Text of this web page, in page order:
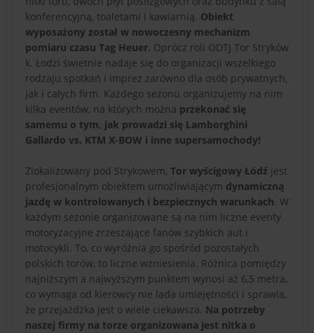
konferencyjną, toaletami i kawiarnią. Obiekt
wyposażony został w nowoczesny mechanizm
pomiaru czasu Tag Heuer. Oprócz roli ODTJ Tor Stryków
k. Łodzi świetnie nadaje się do organizacji wszelkiego
rodzaju spotkań i imprez zarówno dla osób prywatnych,
jak i całych firm. Każdego sezonu organizujemy na nim
kilka eventów, na których można przekonać się
samemu o tym, jak prowadzi się Lamborghini
Gallardo vs. KTM X-BOW i inne supersamochody!
Zlokalizowany pod Strykowem, Tor wyścigowy Łódź jest
profesjonalnym obiektem umożliwiającym dynamiczną
jazdę w kontrolowanych i bezpiecznych warunkach. W
każdym sezonie organizowane są na nim liczne eventy
motoryzacyjne zrzeszające fanów szybkich aut i
motocykli. To, co wyróżnia go spośród pozostałych
polskich torów, to liczne wzniesienia. Różnica pomiędzy
najniższym a najwyższym punktem wynosi aż 6,5 metra,
co wymaga od kierowcy nie lada umiejętności i sprawia,
że przejażdżka jest o wiele ciekawsza. Na potrzeby
naszej firmy na torze organizowana jest nitka o